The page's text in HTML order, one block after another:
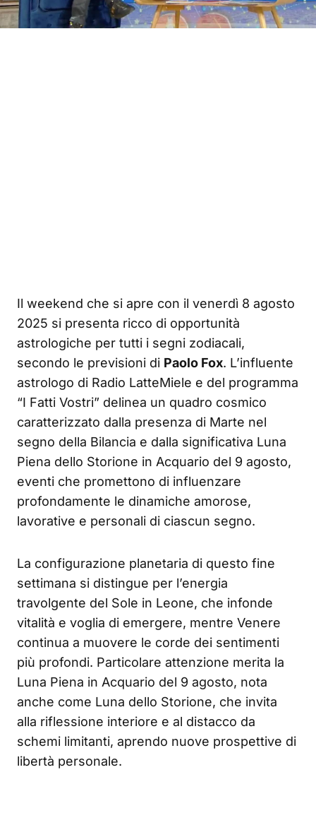
Il weekend che si apre con il venerdì 8 agosto
2025 si presenta ricco di opportunità
astrologiche per tutti i segni zodiacali,
secondo le previsioni di Paolo Fox. L’influente
astrologo di Radio LatteMiele e del programma
“I Fatti Vostri” delinea un quadro cosmico
caratterizzato dalla presenza di Marte nel
segno della Bilancia e dalla significativa Luna
Piena dello Storione in Acquario del 9 agosto,
eventi che promettono di influenzare
profondamente le dinamiche amorose,
lavorative e personali di ciascun segno.
La configurazione planetaria di questo fine
settimana si distingue per l’energia
travolgente del Sole in Leone, che infonde
vitalità e voglia di emergere, mentre Venere
continua a muovere le corde dei sentimenti
più profondi. Particolare attenzione merita la
Luna Piena in Acquario del 9 agosto, nota
anche come Luna dello Storione, che invita
alla riflessione interiore e al distacco da
schemi limitanti, aprendo nuove prospettive di
libertà personale.